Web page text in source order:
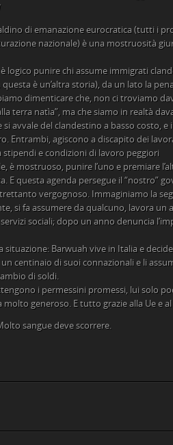
di emanazione eurocratica (tutti i
nazionale) è una mostruosità
è logico punire chi assume immigrati
è un’altra storia), da un lato la
dimenticare che, non ci troviamo
terra natìa”, ma che siamo in realtà
avvale del clandestino a basso costo,
Entrambi, agiscono a discapito dei
e condizioni di lavoro peggiori
è mostruoso, punire l’uno e premiare
E questa agenda persegue il “nostro”
vergognoso. Immaginiamo la
si fa assumere da qualcuno, lavora un
sociali; dopo un anno denuncia
situazione: Barwuah vive in Italia e
centinaio di suoi connazionali e li
di soldi.
i permessini promessi, lui solo
generoso. E tutto grazie alla Ue e
sangue deve scorrere.